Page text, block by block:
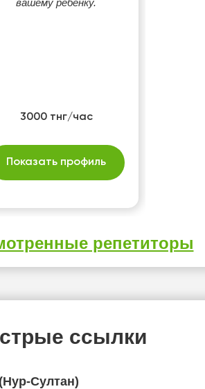
вашему ребенку.
3000 тнг/час
Показать профиль
репетиторы
ссылки
Султан)